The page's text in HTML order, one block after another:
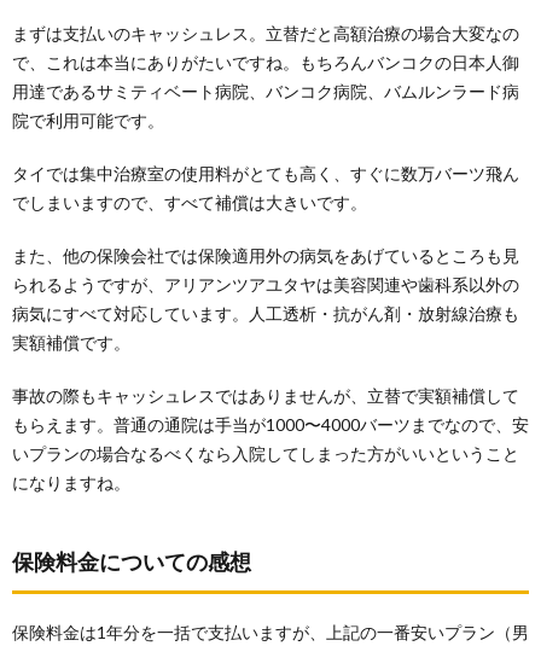
まずは支払いのキャッシュレス。立替だと高額治療の場合大変なの
で、これは本当にありがたいですね。もちろんバンコクの日本人御
用達であるサミティベート病院、バンコク病院、バムルンラード病
院で利用可能です。
タイでは集中治療室の使用料がとても高く、すぐに数万バーツ飛ん
でしまいますので、すべて補償は大きいです。
また、他の保険会社では保険適用外の病気をあげているところも見
られるようですが、アリアンツアユタヤは美容関連や歯科系以外の
病気にすべて対応しています。人工透析・抗がん剤・放射線治療も
実額補償です。
事故の際もキャッシュレスではありませんが、立替で実額補償して
もらえます。普通の通院は手当が1000〜4000バーツまでなので、安
いプランの場合なるべくなら入院してしまった方がいいということ
になりますね。
保険料金についての感想
保険料金は1年分を一括で支払いますが、上記の一番安いプラン（男